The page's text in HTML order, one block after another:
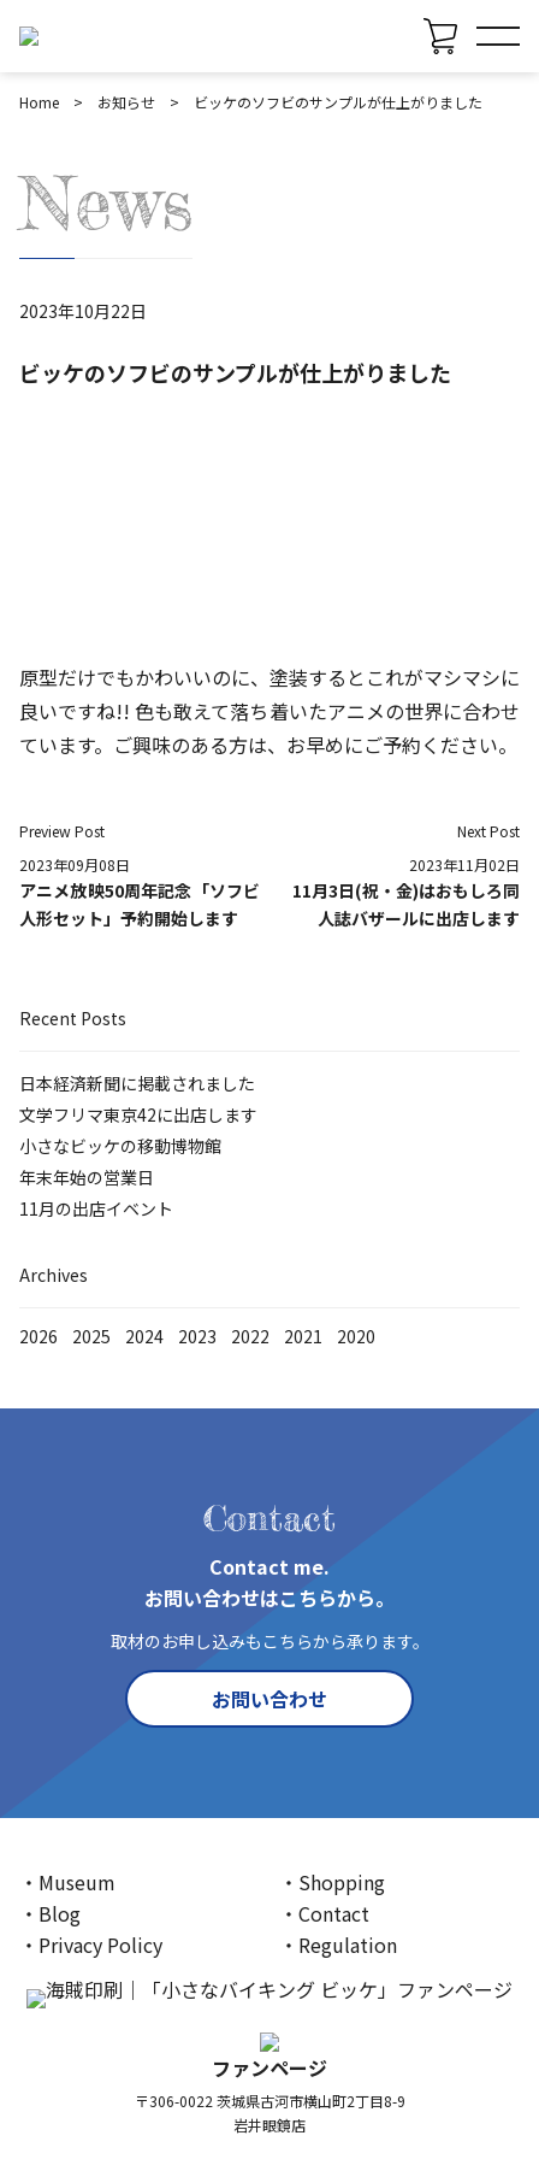
Home お知らせ ビッケのソフビのサンプルが仕上がりました
News
2023年10月22日
ビッケのソフビのサンプルが仕上がりました
原型だけでもかわいいのに、塗装するとこれがマシマシに
良いですね!! 色も敢えて落ち着いたアニメの世界に合わせ
ています。ご興味のある方は、お早めにご予約ください。
Preview Post
2023年09月08日
アニメ放映50周年記念「ソフビ
人形セット」予約開始します
Next Post
2023年11月02日
11月3日(祝・金)はおもしろ同
人誌バザールに出店します
Recent Posts
日本経済新聞に掲載されました
文学フリマ東京42に出店します
小さなビッケの移動博物館
年末年始の営業日
11月の出店イベント
Archives
2026 2025 2024 2023 2022 2021 2020
Contact
Contact me.
お問い合わせはこちらから。
取材のお申し込みもこちらから承ります。
お問い合わせ
Museum
Shopping
Blog
Contact
Privacy Policy
Regulation
ファンページ
〒306-0022 茨城県古河市横山町2丁目8-9
岩井眼鏡店
Home